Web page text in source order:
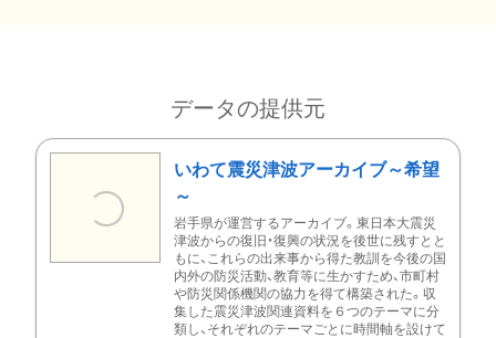
データの提供元
いわて震災津波アーカイブ～希望
～
岩手県が運営するアーカイブ。東日本大震災
津波からの復旧・復興の状況を後世に残すとと
もに、これらの出来事から得た教訓を今後の国
内外の防災活動、教育等に生かすため、市町村
や防災関係機関の協力を得て構築された。収
集した震災津波関連資料を６つのテーマに分
類し、それぞれのテーマごとに時間軸を設けて